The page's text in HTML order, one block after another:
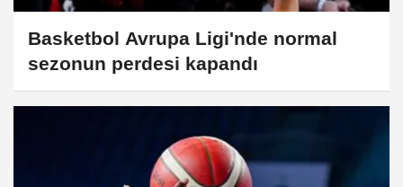
Basketbol Avrupa Ligi'nde normal
sezonun perdesi kapandı